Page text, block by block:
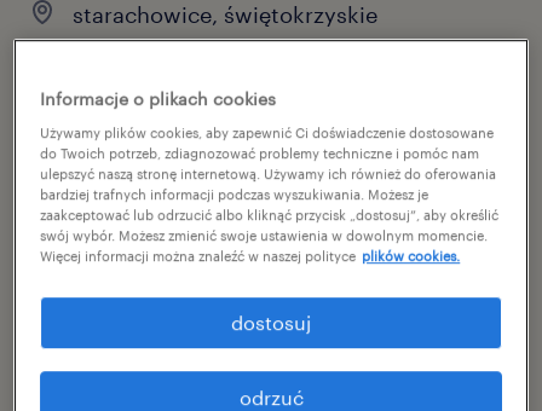
starachowice, świętokrzyskie
pełen etat
specjalizacja
produkcja
reference number
47071925
Informacje o plikach cookies
Używamy plików cookies, aby zapewnić Ci doświadczenie dostosowane
do Twoich potrzeb, zdiagnozować problemy techniczne i pomóc nam
ulepszyć naszą stronę internetową. Używamy ich również do oferowania
bardziej trafnych informacji podczas wyszukiwania. Możesz je
zaakceptować lub odrzucić albo kliknąć przycisk „dostosuj”, aby określić
swój wybór. Możesz zmienić swoje ustawienia w dowolnym momencie.
Więcej informacji można znaleźć w naszej polityce plików cookies.
odrzuć
dostosuj